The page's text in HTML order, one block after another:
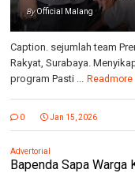
ByOfficial Malang
Caption. sejumlah team
Rakyat, Surabaya.
program Pasti ...
Readmore
0 Jan 15, 2026
Advertorial
Bapenda Sapa Warga